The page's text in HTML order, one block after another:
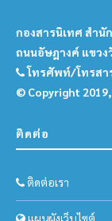
กองสารนิเทศ สำนั
ถนนอัษฎางค์ แขวง
โทรศัพท์/โทรสา
© Copyright
ติดต่อ
ติดต่อเรา
แผนผังเว็บไซต์